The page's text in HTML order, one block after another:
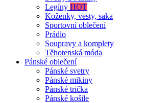
Legíny HOT
Koženky, vesty, saka
Sportovní oblečení
Prádlo
Soupravy a komplety
Těhotenská móda
Pánské oblečení
Pánské svetry
Pánské mikiny
Pánské trička
Pánské košile